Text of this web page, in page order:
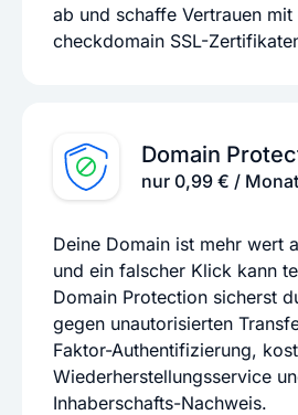
ab und schaffe Vertrauen mit
checkdomain SSL-
Domain
nur 0,99 € / Monat
Deine Domain ist mehr wert
und ein falscher Klick kann
Domain Protection sicherst
gegen unautorisierten
Faktor-Authentifizierung,
Wiederherstellungsservice
Inhaberschafts-Nachweis.